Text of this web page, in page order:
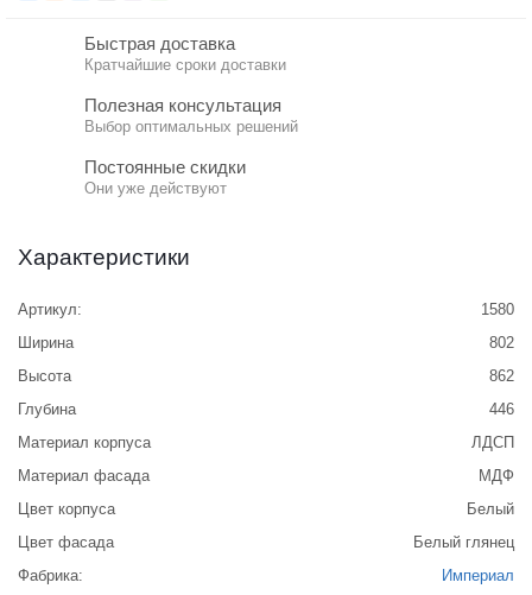
Быстрая доставка
Кратчайшие сроки доставки
Полезная консультация
Выбор оптимальных решений
Постоянные скидки
Они уже действуют
Характеристики
Артикул:
1580
Ширина
802
Высота
862
Глубина
446
Материал корпуса
ЛДСП
Материал фасада
МДФ
Цвет корпуса
Белый
Цвет фасада
Белый глянец
Фабрика:
Империал